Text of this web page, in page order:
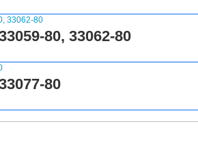
80, 33062-80
80